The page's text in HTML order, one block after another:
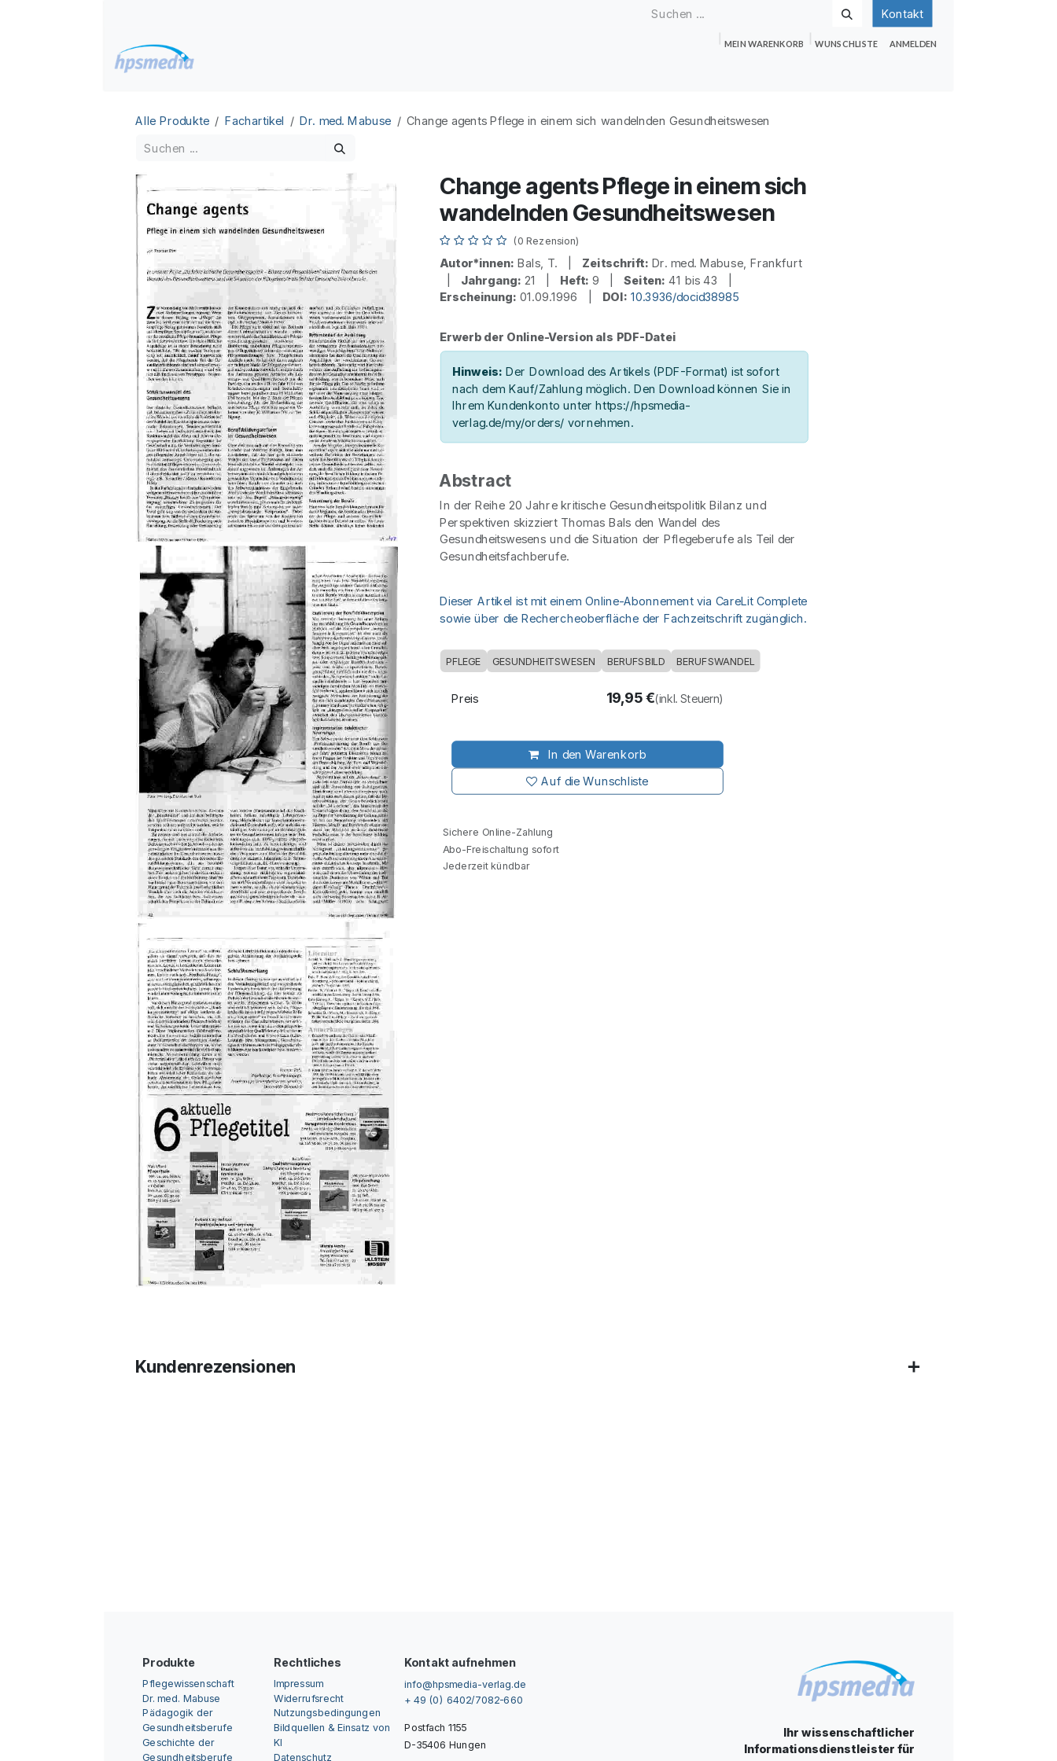
Kontakt
MEIN WARENKORB WUNSCHLISTE ANMELDEN
Alle Produkte Fachartikel Dr. med. Mabuse Change agents Pflege in einem sich wandelnden Gesundheitswesen
Change agents Pflege in einem sich
wandelnden Gesundheitswesen
(0 Rezension)
Autor*innen: Bals, T. | Zeitschrift: Dr. med. Mabuse, Frankfurt
Jahrgang: 21 | Heft: 9 |Seiten: 41 bis 43 |
Erscheinung: 01.09.1996 | DOI: 10.3936/docid38985
Erwerb der Online-Version als PDF-Datei
Hinweis: Der Download des Artikels (PDF-Format) ist sofort
nach dem Kauf/Zahlung möglich. Den Download können Sie in
Ihrem Kundenkonto unter https://hpsmedia-
verlag.de/my/orders/ vornehmen.
Abstract
In der Reihe 20 Jahre kritische Gesundheitspolitik Bilanz und
Perspektiven skizziert Thomas Bals den Wandel des
Gesundheitswesens und die Situation der Pflegeberufe als Teil der
Gesundheitsfachberufe.
Dieser Artikel ist mit einem Online-Abonnement via CareLit Complete
sowie über die Rechercheoberfläche der Fachzeitschrift zugänglich.
PFLEGE GESUNDHEITSWESEN BERUFSBILD BERUFSWANDEL
In den Warenkorb
Auf die Wunschliste
Preis 19,95€(inkl. Steuern)
Sichere Online-Zahlung
Abo-Freischaltung sofort
Jederzeit kündbar
Kundenrezensionen
Produkte
Pflegewissenschaft
Dr. med. Mabuse
Pädagogik der
Gesundheitsberufe
Geschichte der
Gesundheitsberufe
Rechtliches
Impressum
Widerrufsrecht
Nutzungsbedingungen
Bildquellen & Einsatz von
KI
Datenschutz
Kontakt aufnehmen
info@hpsmedia-verlag.de
+ 49 (0) 6402/7082-660
Postfach 1155
D-35406 Hungen
Ihr wissenschaftlicher
Informationsdienstleister für